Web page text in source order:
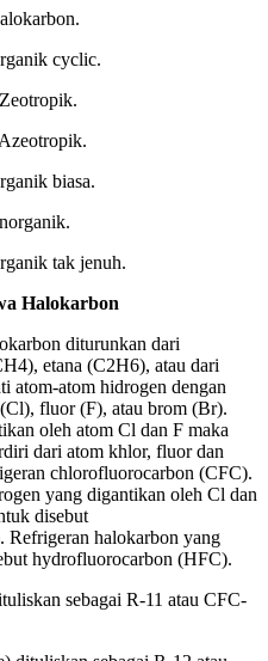
cyclic.
biasa.
tak jenuh.
Halokarbon
diturunkan dari
etana (C2H6), atau dari
atom-atom hidrogen dengan
fluor (F), atau brom (Br).
oleh atom Cl dan F maka
dari atom khlor, fluor dan
chlorofluorocarbon (CFC).
yang digantikan oleh Cl dan
disebut
halokarbon yang
hydrofluorocarbon (HFC).
sebagai R-11 atau CFC-